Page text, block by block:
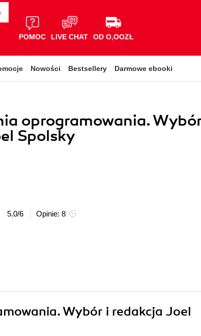
POMOC LIVE CHAT OD O,OOZŁ
Nowości Bestsellery Darmowe ebooki
oprogramowania.
Spolsky
5.0/6 Opinie: 8
Wybór i redakcja Joel